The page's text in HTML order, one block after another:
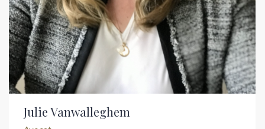
Julie Vanwalleghem